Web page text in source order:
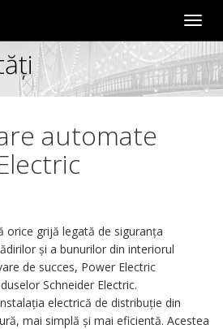
automate
orice grijă legată de siguranța
și a bunurilor din interiorul
de succes, Power Electric
Schneider Electric.
electrică de distribuție din
mai simplă și mai eficientă. Acestea